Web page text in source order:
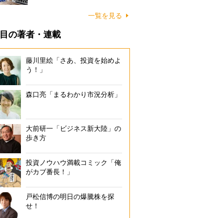
一覧を見る
の著者・連載
藤川里絵「さあ、投資を始めよ
う！」
森口亮「まるわかり市況分析」
大前研一「ビジネス新大陸」の
歩き方
投資ノウハウ満載コミック「俺
がカブ番長！」
戸松信博の明日の爆騰株を探
せ！